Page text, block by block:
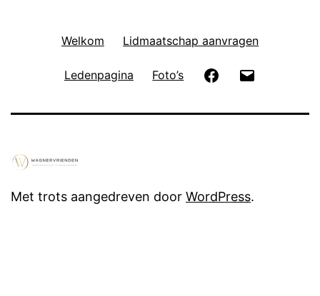
Welkom Lidmaatschap aanvragen
Ledenpagina Foto’s Facebook
Met trots aangedreven door WordPress.